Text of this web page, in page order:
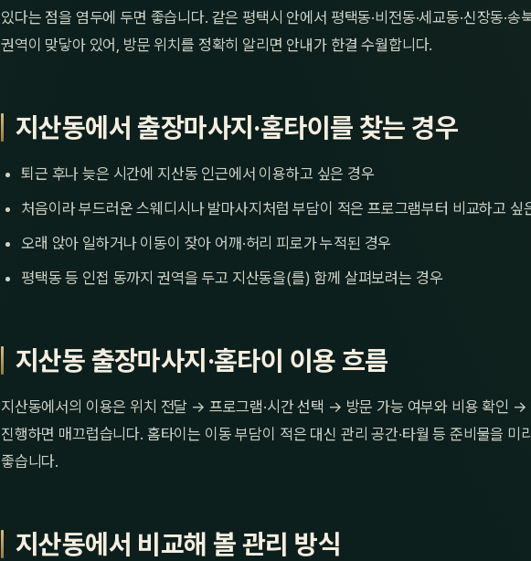
있다는 점을 염두에 두면 좋습니다. 같은 평택시 안에서 평택동·비전동·세교동·신장동·송
권역이 맞닿아 있어, 방문 위치를 정확히 알리면 안내가 한결 수월합니다.
지산동에서 출장마사지·홈타이를 찾는 경우
퇴근 후나 늦은 시간에 지산동 인근에서 이용하고 싶은 경우
처음이라 부드러운 스웨디시나 발마사지처럼 부담이 적은 프로그램부터 비교하고 싶
오래 앉아 일하거나 이동이 잦아 어깨·허리 피로가 누적된 경우
평택동 등 인접 동까지 권역을 두고 지산동을(를) 함께 살펴보려는 경우
지산동 출장마사지·홈타이 이용 흐름
지산동에서의 이용은 위치 전달 → 프로그램·시간 선택 → 방문 가능 여부와 비용 확인 →
진행하면 매끄럽습니다. 홈타이는 이동 부담이 적은 대신 관리 공간·타월 등 준비물을 미
좋습니다.
지산동에서 비교해 볼 관리 방식